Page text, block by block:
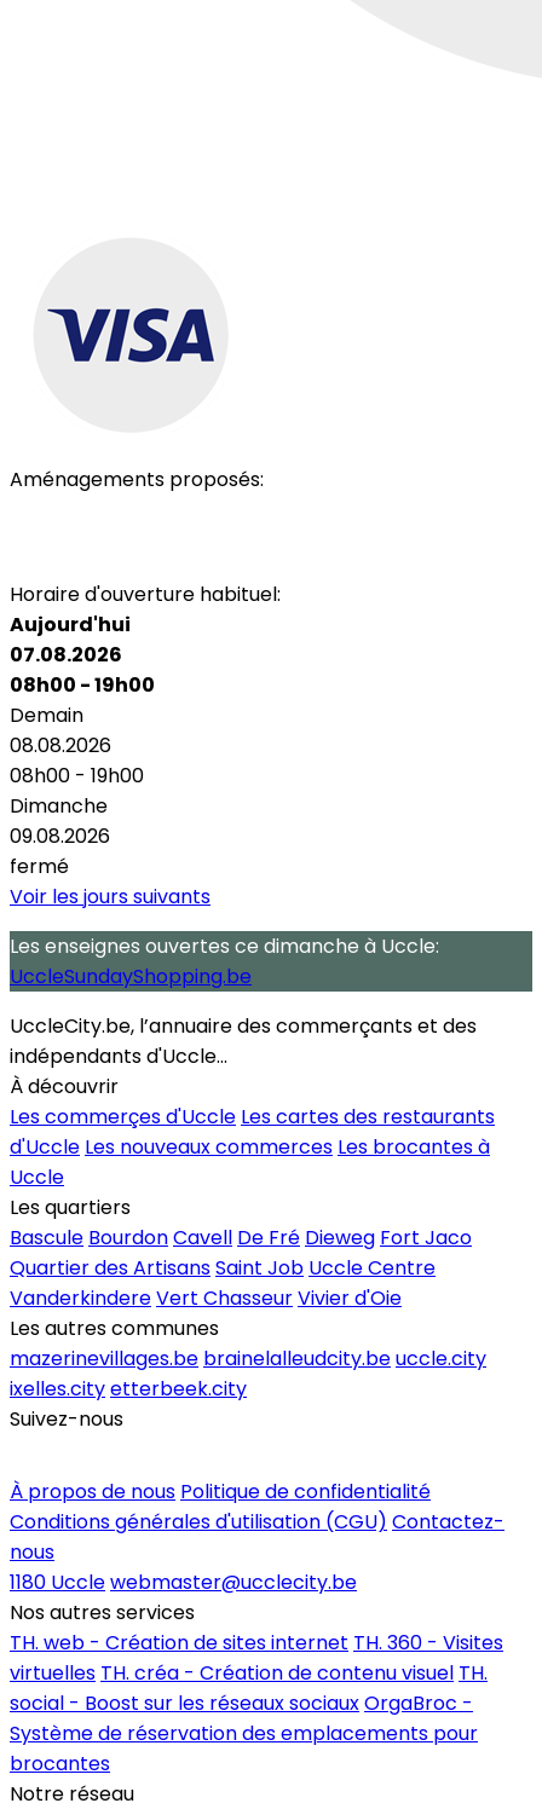
Aménagements proposés:
Horaire d'ouverture habituel:
Aujourd'hui
07.08.2026
08h00 - 19h00
Demain
08.08.2026
08h00 - 19h00
Dimanche
09.08.2026
fermé
Voir les jours suivants
Les enseignes ouvertes ce dimanche à Uccle:
UccleSundayShopping.be
UccleCity.be, l’annuaire des commerçants et des
indépendants d'Uccle...
À découvrir
Les commerçes d'Uccle Les cartes des restaurants
d'Uccle Les nouveaux commerces Les brocantes à
Uccle
Les quartiers
Bascule BourdonCavell De Fré Dieweg Fort Jaco
Quartier des ArtisansSaint Job Uccle Centre
VanderkindereVert ChasseurVivier d'Oie
Les autres communes
mazerinevillages.be brainelalleudcity.beuccle.city
ixelles.cityetterbeek.city
Suivez-nous
À propos de nous Politique de confidentialité
Conditions générales d'utilisation (CGU) Contactez-
nous
1180 Ucclewebmaster@ucclecity.be
Nos autres services
TH. web - Création de sites internet TH. 360 - Visites
virtuelles TH. créa - Création de contenu visuel TH.
social - Boost sur les réseaux sociauxOrgaBroc -
Système de réservation des emplacements pour
brocantes
Notre réseau